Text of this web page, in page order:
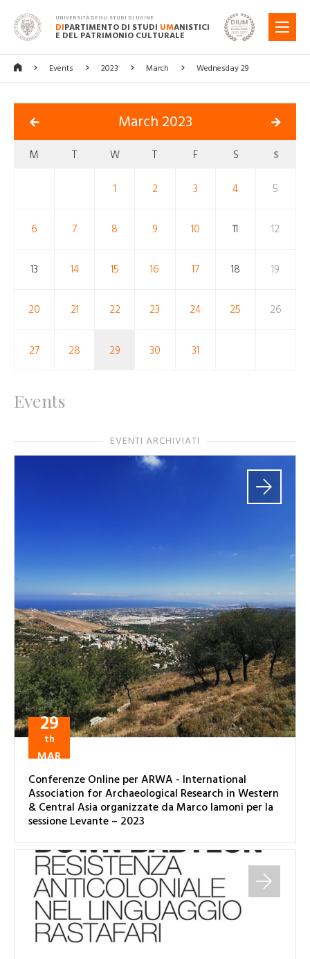
UNIVERSITÀ DEGLI STUDI DI UDINE
DIPARTIMENTO DI STUDI UMANISTICI
E DEL PATRIMONIO CULTURALE
MENU
Events 2023 March Wednesday 29
March 2023
M T W T F S S
1 2 3 4 5
6 7 8 9 10 11 12
13 14 15 16 17 18 19
20 21 22 23 24 25 26
27 28 29 30 31
Events
EVENTI ARCHIVIATI
29
th
MAR
Conferenze Online per ARWA - International
Association for Archaeological Research in Western
& Central Asia organizzate da Marco Iamoni per la
sessione Levante – 2023